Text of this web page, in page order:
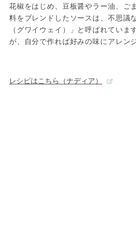
花椒をはじめ、豆板醤やラー油、ご
料をブレンドしたソースは、不思議
（グワイウェイ）」と呼ばれていま
が、自分で作れば好みの味にアレン
レシピはこちら（ナディア）